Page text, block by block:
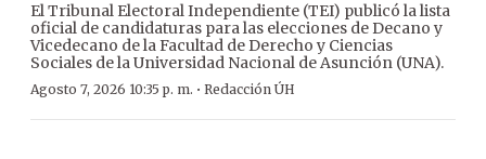
El Tribunal Electoral Independiente (TEI) publicó la lista
oficial de candidaturas para las elecciones de Decano y
Vicedecano de la Facultad de Derecho y Ciencias
Sociales de la Universidad Nacional de Asunción (UNA).
Agosto 7, 2026 10:35 p. m. · Redacción ÚH